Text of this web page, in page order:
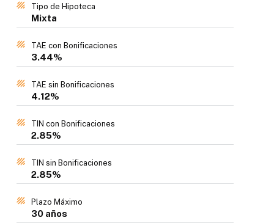
Tipo de Hipoteca
Mixta
TAE con Bonificaciones
3.44%
TAE sin Bonificaciones
4.12%
TIN con Bonificaciones
2.85%
TIN sin Bonificaciones
2.85%
Plazo Máximo
30 años